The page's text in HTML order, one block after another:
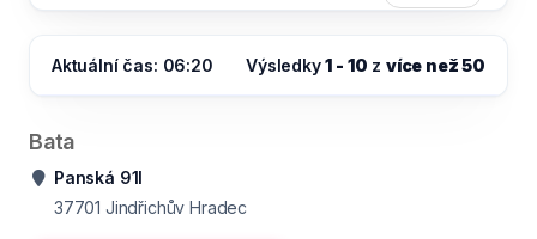
Aktuální čas: 06:20 Výsledky1 - 10 z více než 50
Bata
Panská 91I
37701 Jindřichův Hradec